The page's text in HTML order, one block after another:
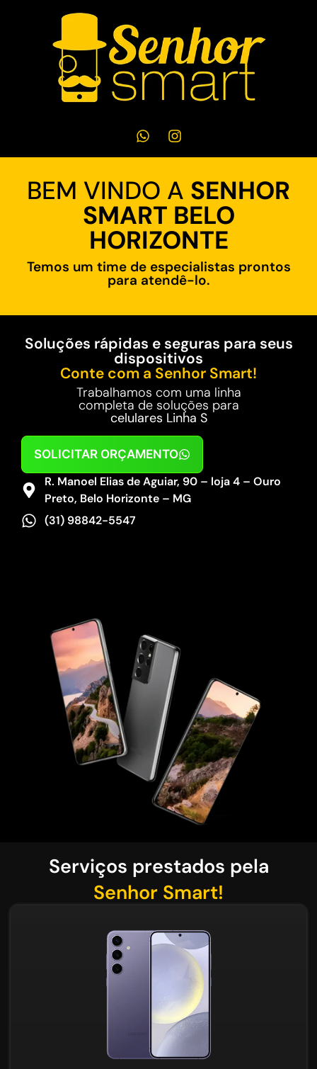
BEM VINDO A SENHOR
SMART BELO
HORIZONTE
Temos um time de especialistas prontos
para atendê-lo.
Soluções rápidas e seguras para seus
dispositivos
Conte com a Senhor Smart!
Trabalhamos com uma linha
completa de soluções para
celulares Linha S
SOLICITAR ORÇAMENTO
R. Manoel Elias de Aguiar, 90 – loja 4 – Ouro
Preto, Belo Horizonte – MG
(31) 98842-5547
Serviços prestados pela
Senhor Smart!